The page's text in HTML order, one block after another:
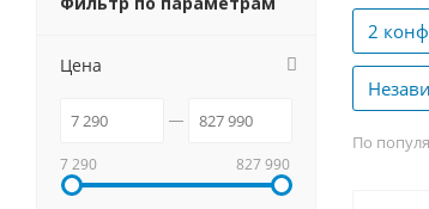
2
По
Цена
7 290 827 990